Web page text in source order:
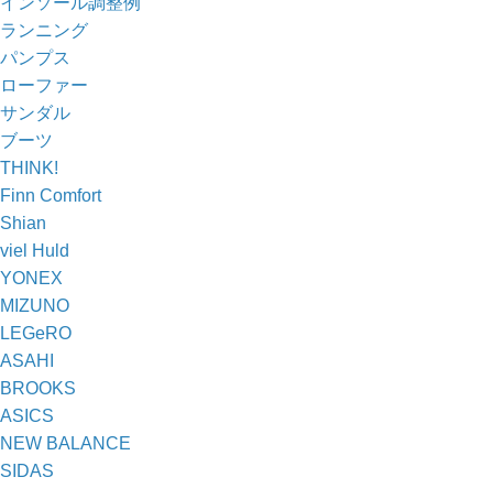
ランニング
パンプス
ローファー
サンダル
ブーツ
THINK!
Finn Comfort
Shian
viel Huld
YONEX
MIZUNO
LEGeRO
ASAHI
BROOKS
ASICS
NEW BALANCE
SIDAS